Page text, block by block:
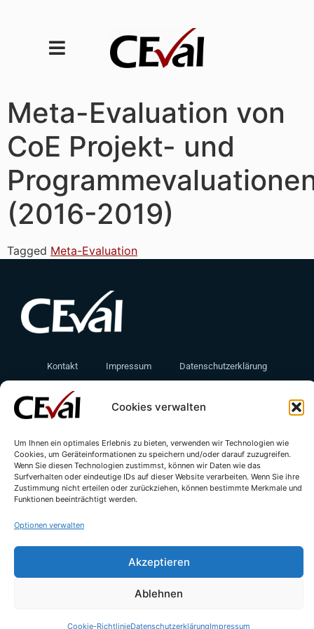
Cookies verwalten
Um Ihnen ein optimales Erlebnis zu bieten, verwenden wir Technologien wie
Cookies, um Geräteinformationen zu speichern und/oder darauf zuzugreifen.
Wenn Sie diesen Technologien zustimmst, können wir Daten wie das
Surfverhalten oder eindeutige IDs auf dieser Website verarbeiten. Wenn Sie ihre
Zustimmung nicht erteilen oder zurückziehen, können bestimmte Merkmale und
Funktionen beeinträchtigt werden.
Optionen verwalten
Akzeptieren
Ablehnen
Cookie-RichtlinieDatenschutzerklärungImpressum
Meta-Evaluation von
CoE Projekt- und
(2016-2019)
Tagged Meta-Evaluation
Kontakt Impressum Datenschutzerklärung
© All rights reserved - CEval GmbH 2026 | webdesign by